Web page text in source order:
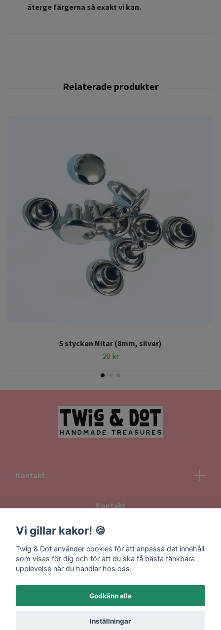
återge färgerna så exakt vi kan.
5 stycken Nitar (8mm, silver)
20 kr
Kontakt
Kontakt
Returvillkor
Information om frakt
Vi gillar kakor! 🍪
Twig & Dot använder cookies för att anpassa det innehåll
som visas för dig och för att du ska få bästa tänkbara
upplevelse när du handlar hos oss.
Godkänn alla
Inställningar